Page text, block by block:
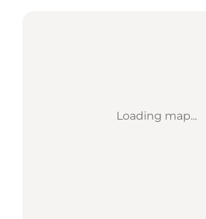
Loading map...